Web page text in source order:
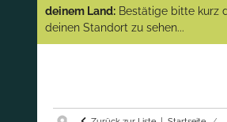
(Abverkauf)!
GARANTIE UND SERVICE:
Artikeln einfach an!
deinem Land: Bestätige bitte kurz
deinen Standort zu sehen...